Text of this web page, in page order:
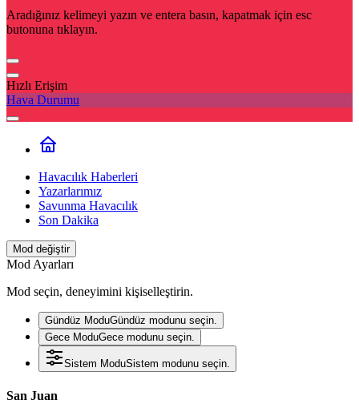
Aradığınız kelimeyi yazın ve entera basın, kapatmak için esc
butonuna tıklayın.
Hızlı Erişim
Hava Durumu
Havacılık Haberleri
Yazarlarımız
Savunma Havacılık
Son Dakika
Mod değiştir
Mod Ayarları
Mod seçin, deneyimini kişiselleştirin.
Gündüz ModuGündüz modunu seçin.
Gece ModuGece modunu seçin.
Sistem ModuSistem modunu seçin.
San Juan